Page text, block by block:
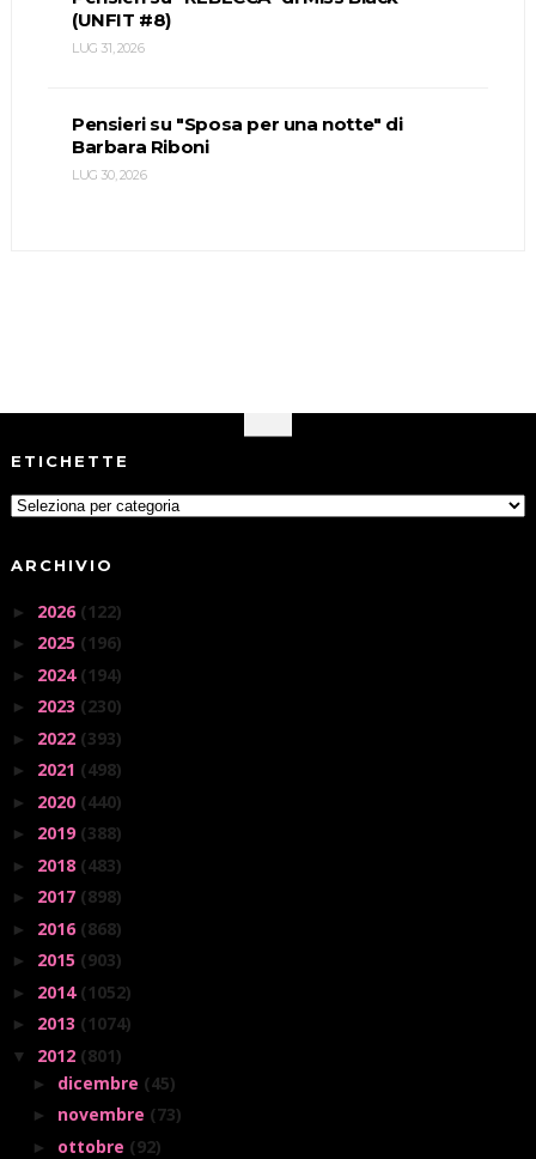
(UNFIT #8)
LUG 31, 2026
Pensieri su "Sposa per una notte" di
Barbara Riboni
LUG 30, 2026
ETICHETTE
ARCHIVIO
► 2026 (122)
► 2025 (196)
► 2024 (194)
► 2023 (230)
► 2022 (393)
► 2021 (498)
► 2020 (440)
► 2019 (388)
► 2018 (483)
► 2017 (898)
► 2016 (868)
► 2015 (903)
► 2014 (1052)
► 2013 (1074)
▼ 2012 (801)
► dicembre (45)
► novembre (73)
► ottobre (92)